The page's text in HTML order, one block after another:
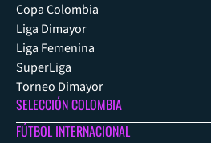
Copa Colombia
Liga Dimayor
Liga Femenina
SuperLiga
Torneo Dimayor
SELECCIÓN COLOMBIA
FÚTBOL INTERNACIONAL